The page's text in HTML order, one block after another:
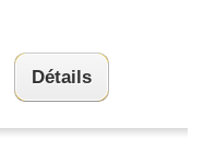
Détails